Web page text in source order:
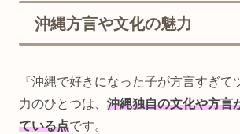
沖縄方言や文化の魅力
『沖縄で好きになった子が方言すぎて
力のひとつは、 沖縄独自の文化や方言
ている点です。